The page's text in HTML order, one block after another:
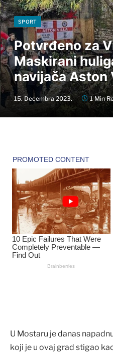
SPORT
Potvrđeno za
Maskirani
navijača Aston
15. Decembra 2023. 1 Min
U Mostaru je danas
koji je u ovaj grad stigao